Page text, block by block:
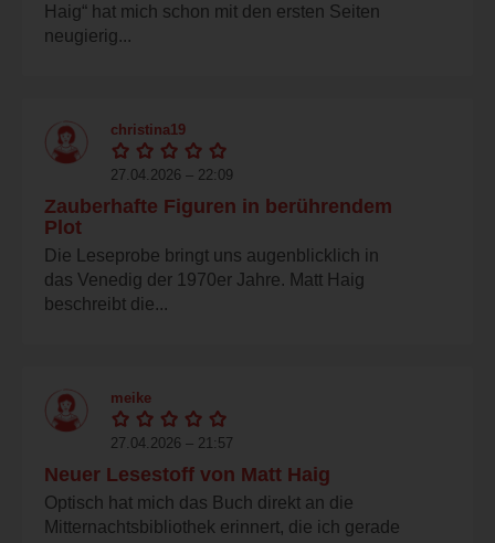
Haig“ hat mich schon mit den ersten Seiten
neugierig...
christina19
27.04.2026 – 22:09
Zauberhafte Figuren in berührendem
Plot
Die Leseprobe bringt uns augenblicklich in
das Venedig der 1970er Jahre. Matt Haig
beschreibt die...
meike
27.04.2026 – 21:57
Neuer Lesestoff von Matt Haig
Optisch hat mich das Buch direkt an die
Mitternachtsbibliothek erinnert, die ich gerade